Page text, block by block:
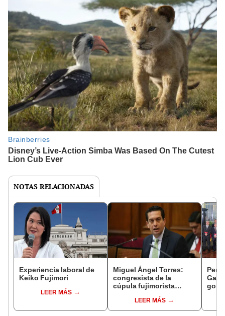
NOTAS RELACIONADAS
Experiencia laboral de
Keiko Fujimori
LEER MÁS
Miguel Ángel Torres:
congresista de la
cúpula fujimorista
del SenadoLEER MÁS